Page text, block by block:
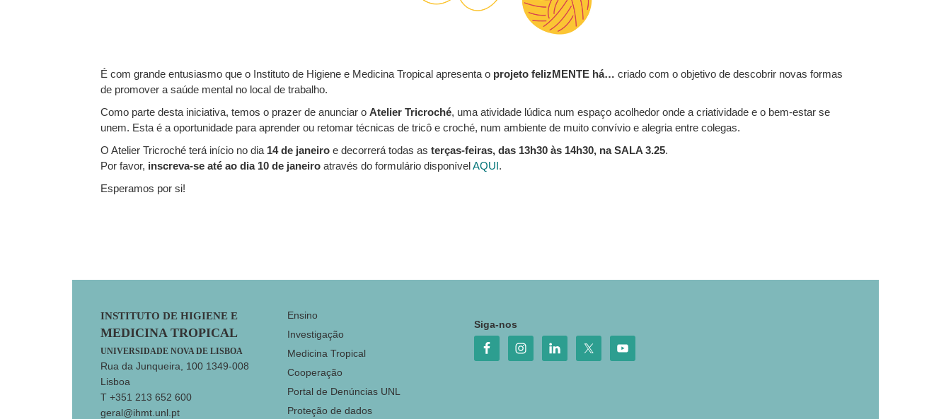
É com grande entusiasmo que o Instituto de Higiene e Medicina Tropical apresenta o projeto felizMENTE há… criado com o objetivo de descobrir novas formas
de promover a saúde mental no local de trabalho.
Como parte desta iniciativa, temos o prazer de anunciar o Atelier Tricroché, uma atividade lúdica num espaço acolhedor onde a criatividade e o bem-estar se
unem. Esta é a oportunidade para aprender ou retomar técnicas de tricô e croché, num ambiente de muito convívio e alegria entre colegas.
O Atelier Tricroché terá início no dia 14 de janeiro e decorrerá todas as terças-feiras, das 13h30 às 14h30, na SALA 3.25.
Por favor, inscreva-se até ao dia 10 de janeiro através do formulário disponívelAQUI.
Esperamos por si!
Footer
INSTITUTO DE HIGIENE E
MEDICINA TROPICAL
UNIVERSIDADE NOVA DE LISBOA
Rua da Junqueira, 100 1349-008
Lisboa
T +351 213 652 600
geral@ihmt.unl.pt
Ensino
Investigação
Medicina Tropical
Cooperação
Portal de Denúncias UNL
Proteção de dados
Siga-nos